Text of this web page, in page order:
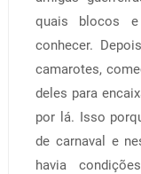
quais blocos
conhecer.
camarotes,
deles para
por lá. Isso
de carnaval e
havia